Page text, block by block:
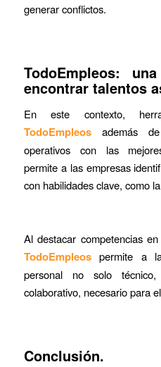
generar conflictos.
TodoEmpleos:
encontrar talentos
En este contexto,
TodoEmpleos además
operativos con las
permite a las empresas
con habilidades clave, como
Al destacar competencias
TodoEmpleospermite a
personal no solo
colaborativo, necesario para
Conclusión.